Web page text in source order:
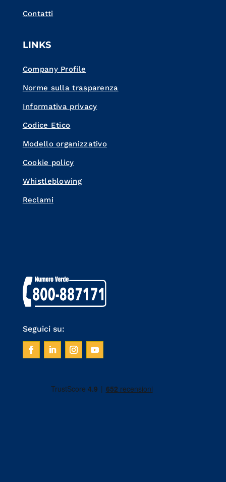
Contatti
LINKS
Company Profile
Norme sulla trasparenza
Informativa privacy
Codice Etico
Modello organizzativo
Cookie policy
Whistleblowing
Reclami
Seguici su: